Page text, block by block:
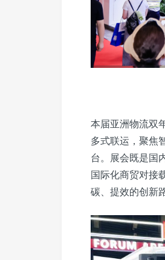
本届亚洲物流双
多式联运，聚焦
台。展会既是国
国际化商贸对接
碳、提效的创新